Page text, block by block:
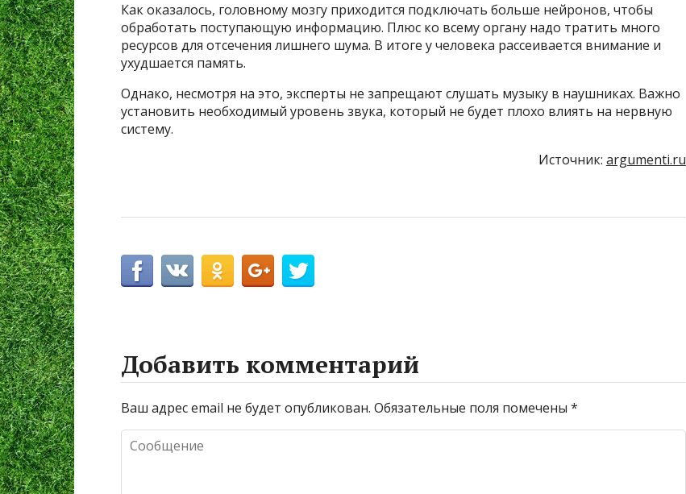
Как оказалось, головному мозгу приходится подключать больше нейронов, чтобы
обработать поступающую информацию. Плюс ко всему органу надо тратить много
ресурсов для отсечения лишнего шума. В итоге у человека рассеивается внимание и
ухудшается память.
Однако, несмотря на это, эксперты не запрещают слушать музыку в наушниках. Важно
установить необходимый уровень звука, который не будет плохо влиять на нервную
систему.
Источник: argumenti.ru
Добавить комментарий
Ваш адрес email не будет опубликован. Обязательные поля помечены *